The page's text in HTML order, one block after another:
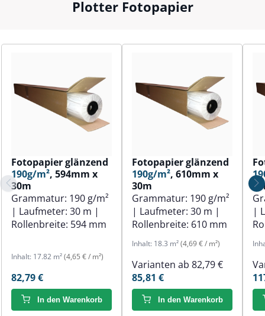
Plotter Fotopapier
Fotopapier glänzend
190g/m², 594mm x
30m
Grammatur: 190 g/m²
| Laufmeter: 30 m |
Rollenbreite: 594 mm
Inhalt: 17.82 m²(4,65 € / m²)
82,79 €
In den Warenkorb
Fotopapier glänzend
190g/m², 610mm x
30m
Grammatur: 190 g/m²
| Laufmeter: 30 m |
Rollenbreite: 610 mm
Inhalt: 18.3 m²(4,69 € / m²)
Varianten ab 82,79 €
85,81 €
In den Warenkorb
|